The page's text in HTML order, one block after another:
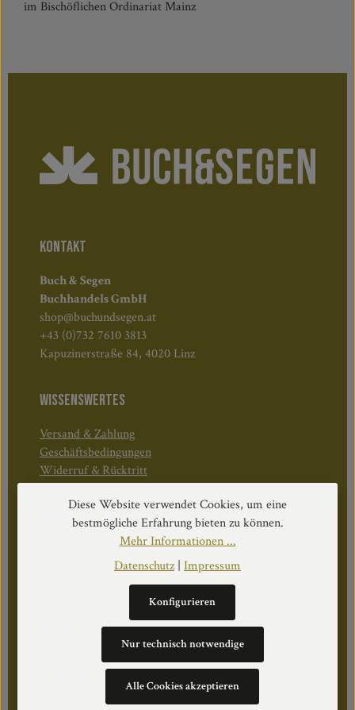
im Bischöflichen Ordinariat Mainz
KONTAKT
Buch & Segen
Buchhandels GmbH
shop@buchundsegen.at
+43 (0)732 7610 3813
Kapuzinerstraße 84, 4020 Linz
WISSENSWERTES
Versand & Zahlung
Geschäftsbedingungen
Widerruf & Rücktritt
Öffnungszeiten:
Mo–Do: 08:30–17:00 Uhr
Fr: 08:30–12:30 Uhr
Diese Website verwendet Cookies, um eine
bestmögliche Erfahrung bieten zu können.
Mehr Informationen ...
Datenschutz| Impressum
Nur technisch notwendige
Konfigurieren
Alle Cookies akzeptieren